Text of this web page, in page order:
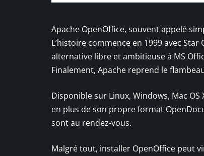
Apache OpenOffice, souvent appelé
L’histoire commence en 1999 avec
alternative libre et ambitieuse à MS
Finalement, Apache reprend le
Disponible sur Linux, Windows, Mac
en plus de son propre format
sont au rendez-vous.
Malgré tout, installer OpenOffice peut